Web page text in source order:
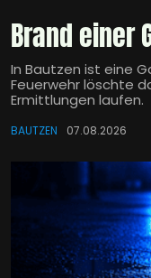
Brand einer
In Bautzen ist eine
Feuerwehr löschte
Ermittlungen laufen.
BAUTZEN 07.08.2026